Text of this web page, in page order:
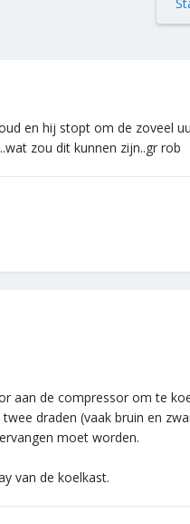
en hij stopt om de zoveel
zou dit kunnen zijn..gr rob
de compressor om te
draden (vaak bruin en
moet worden.
van de koelkast.